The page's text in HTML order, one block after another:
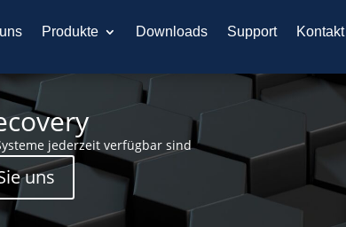
Produkte Downloads Support Kontakt
jederzeit verfügbar sind
uns